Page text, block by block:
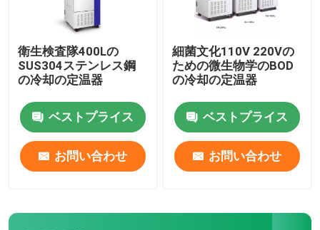
衛生検査隊400Lの
SUS304ステンレス鋼
の冷却の定温器
ベストプライス
お問い合わせ
細菌文化110V 220Vの
ための微生物学のBOD
の冷却の定温器
ベストプライス
お問い合わせ